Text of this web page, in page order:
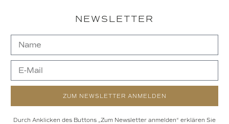
NEWSLETTER
ZUM NEWSLETTER ANMELDEN
Durch Anklicken des Buttons „Zum Newsletter anmelden“ erklären Sie